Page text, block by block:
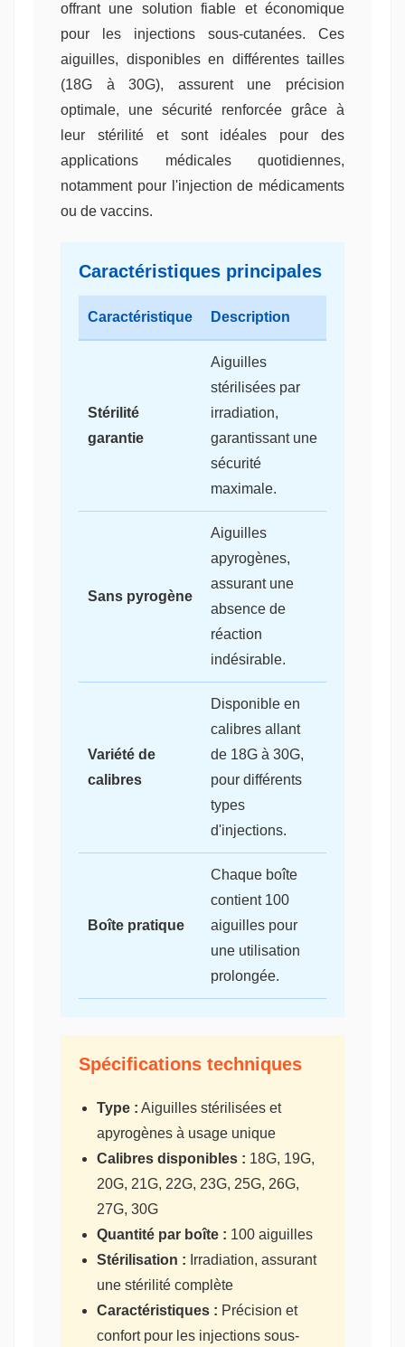
offrant une solution fiable et économique
pour les injections sous-cutanées. Ces
aiguilles, disponibles en différentes tailles
(18G à 30G), assurent une précision
optimale, une sécurité renforcée grâce à
leur stérilité et sont idéales pour des
applications médicales quotidiennes,
notamment pour l'injection de médicaments
ou de vaccins.
Caractéristiques principales
Caractéristique Description
Stérilité
garantie
Aiguilles
stérilisées par
irradiation,
garantissant une
sécurité
maximale.
Sans pyrogène
Aiguilles
apyrogènes,
assurant une
absence de
réaction
indésirable.
Variété de
calibres
Disponible en
calibres allant
de 18G à 30G,
pour différents
types
d'injections.
Boîte pratique
Chaque boîte
contient 100
aiguilles pour
une utilisation
prolongée.
Spécifications techniques
Type : Aiguilles stérilisées et
apyrogènes à usage unique
Calibres disponibles : 18G, 19G,
20G, 21G, 22G, 23G, 25G, 26G,
27G, 30G
Quantité par boîte : 100 aiguilles
Stérilisation : Irradiation, assurant
une stérilité complète
Caractéristiques : Précision et
confort pour les injections sous-